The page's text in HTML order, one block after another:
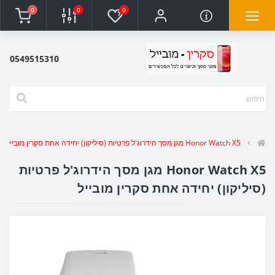
0
0
0
0549515310
Honor Watch X5 מגן מסך הידרוג'ל פרטיות (סיליקון) יחידה אחת סקרין מובייל
Honor Watch X5 מגן מסך הידרוג'ל פרטיות
(סיליקון) יחידה אחת סקרין מובייל